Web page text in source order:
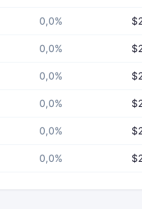
0,0%
0,0%
0,0%
0,0%
0,0%
0,0%